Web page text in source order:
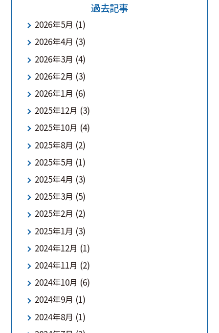
過去記事
2026年5月 (1)
2026年4月 (3)
2026年3月 (4)
2026年2月 (3)
2026年1月 (6)
2025年12月 (3)
2025年10月 (4)
2025年8月 (2)
2025年5月 (1)
2025年4月 (3)
2025年3月 (5)
2025年2月 (2)
2025年1月 (3)
2024年12月 (1)
2024年11月 (2)
2024年10月 (6)
2024年9月 (1)
2024年8月 (1)